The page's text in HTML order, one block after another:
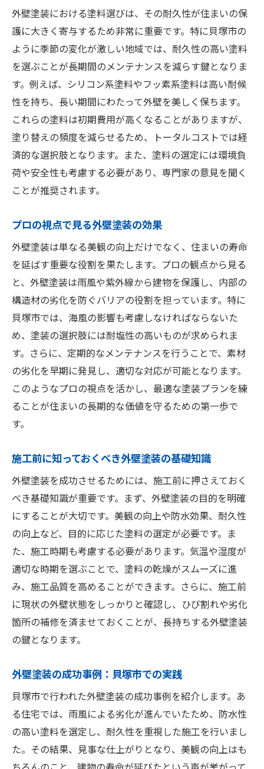
適切な施工時期と天候の選び方
プロによる施工のメリット
耐久性を高める塗装技術の紹介
予防保全としての外壁塗装の役割
カラーシミュレーションで貝塚市の外壁塗装を
成功に導く
シミュレーションを活用する利点
色選びの失敗を防ぐための方法
最新のシミュレーション技術を紹介
実際の施工前に確認するポイント
貝塚市の事例から学ぶ成功の秘訣
アフターメンテナンスで安心！貝塚市の外壁塗
装サービス
メンテナンスの重要性とその内容
定期点検のメリットと実施方法
長期保証があると安心な理由
トラブルを未然に防ぐための対策
住まいを守るためのメンテナンス計画
貝塚市での信頼できるメンテナンス業者
外壁塗装で貝塚市の住まいを長持ちさせる方法
長持ちする塗料選びとその効果
プロに任せるべき外壁塗装の理由
トラブルを回避するための事前準備
貝塚市の気候に適した外壁塗装の選び方
貝塚市で選ぶ外壁塗装のベストプランとその効
果
最適なプランの選び方
コストパフォーマンスの高い施工方法
効果的な外壁塗装の具体例
貝塚市での成功事例から学ぶ
外壁塗装によるエネルギー効率の向上
外壁塗装における塗料選びは、その耐久性が住まいの保
護に大きく寄与するため非常に重要です。特に貝塚市の
ように季節の変化が激しい地域では、耐久性の高い塗料
を選ぶことが長期間のメンテナンスを減らす鍵となりま
す。例えば、シリコン系塗料やフッ素系塗料は高い耐候
性を持ち、長い期間にわたって外壁を美しく保ちます。
これらの塗料は初期費用が高くなることがありますが、
塗り替えの頻度を減らせるため、トータルコストでは経
済的な選択肢となります。また、塗料の選定には環境負
荷や安全性も考慮する必要があり、専門家の意見を聞く
ことが推奨されます。
プロの視点で見る外壁塗装の効果
外壁塗装は単なる美観の向上だけでなく、住まいの寿命
を延ばす重要な役割を果たします。プロの観点から見る
と、外壁塗装は雨風や紫外線から建物を保護し、内部の
構造材の劣化を防ぐバリアの役割を担っています。特に
貝塚市では、海風の影響も考慮しなければならないた
め、塗装の選択肢には耐塩性の高いものが求められま
す。さらに、定期的なメンテナンスを行うことで、素材
の劣化を早期に発見し、適切な対応が可能となります。
このようなプロの視点を活かし、最適な塗装プランを練
ることが住まいの長期的な価値を守るための第一歩で
す。
施工前に知っておくべき外壁塗装の基礎知識
外壁塗装を成功させるためには、施工前に押さえておく
べき基礎知識が重要です。まず、外壁塗装の目的を明確
にすることが大切です。美観の向上や防水効果、耐久性
の向上など、目的に応じた塗料の選定が必要です。ま
た、施工時期も考慮する必要があります。気温や湿度が
適切な時期を選ぶことで、塗料の乾燥がスムーズに進
み、施工品質を高めることができます。さらに、施工前
に現状の外壁状態をしっかりと確認し、ひび割れや劣化
箇所の補修を済ませておくことが、長持ちする外壁塗装
の鍵となります。
外壁塗装の成功事例：貝塚市での実践
貝塚市で行われた外壁塗装の成功事例を紹介します。あ
る住宅では、雨風による劣化が進んでいたため、防水性
の高い塗料を選定し、耐久性を重視した施工を行いまし
た。その結果、見事な仕上がりとなり、美観の向上はも